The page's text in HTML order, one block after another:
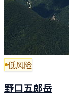
低风险
野口五郎岳